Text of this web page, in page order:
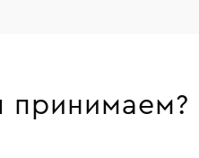
принимаем?